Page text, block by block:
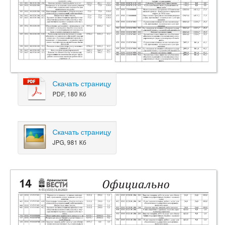
Скачать страницу
PDF, 180 Кб
Скачать страницу
JPG, 981 Кб